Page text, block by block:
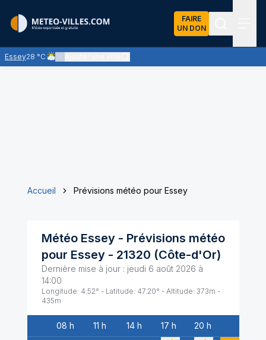
FAIRE
UN DON
Essey28 °C
Ciel nuageux - les éclaircies et les nuages se partagent le ciel
Accueil Prévisions météo pour Essey
Météo Essey- Prévisions météo
pour Essey- 21320 (Côte-d'Or)
Dernière mise à jour : jeudi 6 août 2026 à
14:00
Longitude: 4.52° - Latitude: 47.20° - Altitude: 373m -
435m
Date
08 h 11 h 14 h 17 h 20 h